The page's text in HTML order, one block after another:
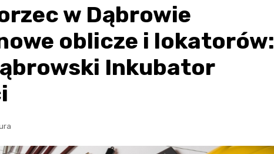
Sklep medyczny
Apteka
Taxi
Stacja paliw
w Dąbrowie
oblicze i lokatorów:
Inkubator